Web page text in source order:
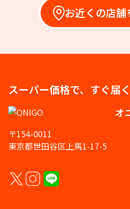
お近くの店舗
スーパー価格で、すぐ届く
オ
〒154-0011
東京都世田谷区上馬1-17-5